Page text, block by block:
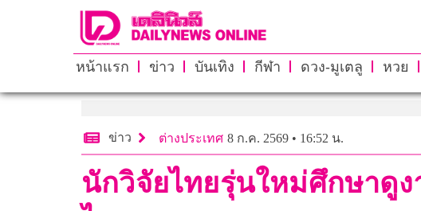
หน้าแรก ข่าว บันเทิง กีฬา ดวง-มูเตลู หวย
ข่าว ต่างประเทศ 8 ก.ค. 2569 • 16:52 น.
นักวิจัยไทยรุ่นใหม่ศึกษาดู